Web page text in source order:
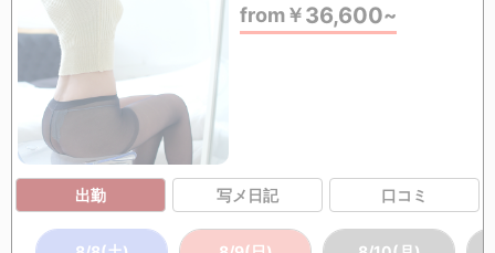
from￥36,600~
出勤 写メ日記 口コミ